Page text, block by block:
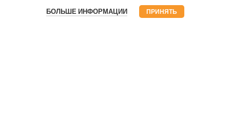
БОЛЬШЕ ИНФОРМАЦИИ ПРИНЯТЬ